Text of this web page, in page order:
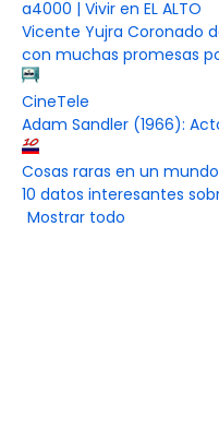
a4000 | Vivir en EL ALTO
Vicente Yujra Coronado
con muchas promesas
CineTele
Adam Sandler (1966):
Cosas raras en un
10 datos interesantes
Mostrar todo